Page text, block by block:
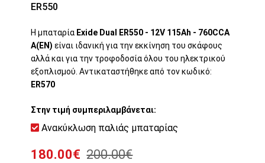
ER550
Η μπαταρία Exide Dual ER550 - 12V 115Ah - 760CCA
A(EN) είναι ιδανική για την εκκίνηση του σκάφους
αλλά και για την τροφοδοσία όλου του ηλεκτρικού
εξοπλισμού. Αντικαταστήθηκε από τον κωδικό:
ER570
Στην τιμή συμπεριλαμβάνεται:
Ανακύκλωση παλιάς μπαταρίας
180.00€ 200.00€